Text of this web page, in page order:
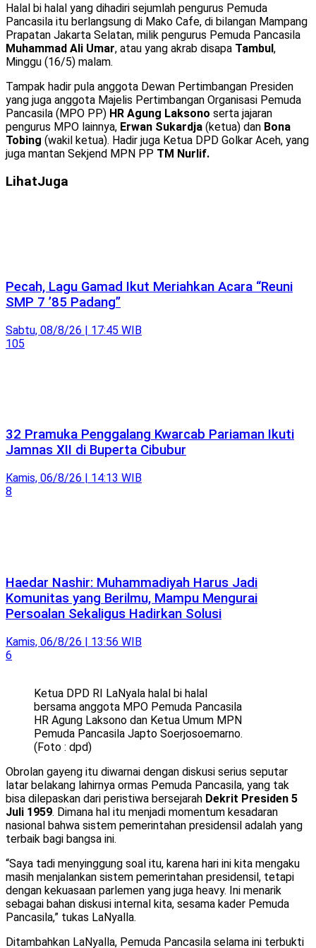
Halal bi halal yang dihadiri sejumlah pengurus Pemuda
Pancasila itu berlangsung di Mako Cafe, di bilangan Mampang
Prapatan Jakarta Selatan, milik pengurus Pemuda Pancasila
Muhammad Ali Umar, atau yang akrab disapa Tambul,
Minggu (16/5) malam.
Tampak hadir pula anggota Dewan Pertimbangan Presiden
yang juga anggota Majelis Pertimbangan Organisasi Pemuda
Pancasila (MPO PP) HR Agung Laksono serta jajaran
pengurus MPO lainnya, Erwan Sukardja (ketua) dan Bona
Tobing (wakil ketua). Hadir juga Ketua DPD Golkar Aceh, yang
juga mantan Sekjend MPN PP TM Nurlif.
LihatJuga
Pecah, Lagu Gamad Ikut Meriahkan Acara “Reuni
SMP 7 ’85 Padang”
Sabtu, 08/8/26 | 17:45 WIB
105
32 Pramuka Penggalang Kwarcab Pariaman Ikuti
Jamnas XII di Buperta Cibubur
Kamis, 06/8/26 | 14:13 WIB
8
Haedar Nashir: Muhammadiyah Harus Jadi
Komunitas yang Berilmu, Mampu Mengurai
Persoalan Sekaligus Hadirkan Solusi
Kamis, 06/8/26 | 13:56 WIB
6
Ketua DPD RI LaNyala halal bi halal
bersama anggota MPO Pemuda Pancasila
HR Agung Laksono dan Ketua Umum MPN
Pemuda Pancasila Japto Soerjosoemarno.
(Foto : dpd)
Obrolan gayeng itu diwarnai dengan diskusi serius seputar
latar belakang lahirnya ormas Pemuda Pancasila, yang tak
bisa dilepaskan dari peristiwa bersejarah Dekrit Presiden 5
Juli 1959. Dimana hal itu menjadi momentum kesadaran
nasional bahwa sistem pemerintahan presidensil adalah yang
terbaik bagi bangsa ini.
“Saya tadi menyinggung soal itu, karena hari ini kita mengaku
masih menjalankan sistem pemerintahan presidensil, tetapi
dengan kekuasaan parlemen yang juga heavy. Ini menarik
sebagai bahan diskusi internal kita, sesama kader Pemuda
Pancasila,” tukas LaNyalla.
Ditambahkan LaNyalla, Pemuda Pancasila selama ini terbukti